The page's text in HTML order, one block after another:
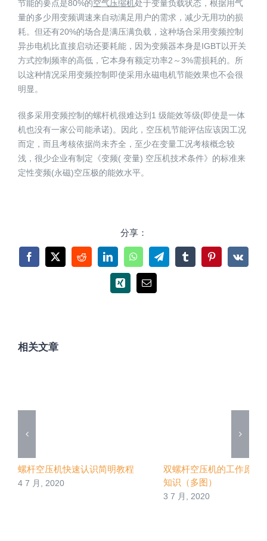
节能的要点是80%的空气压缩机处于变量负载状态，根据用气
量的多少用变频调速来自动满足用户的需求，减少无用功的损
耗。但还有20%的场合是满压满负载，这种场合采用变频控制
异步电机比直接启动还要耗能，因为变频器本身是IGBT以开关
方式控制频率的高低，它本身有额定功率2～3%需损耗的。所
以这种情况采用变频控制即使采用永磁电机节能效果也不会很
明显。
很多采用变频控制的螺杆机很难达到1 级能效等级(即使是一体
机也没有一家公司能承诺)。因此，空压机节能评估应该因工况
而定，而且考核依据尚未齐全，至少在变量工况考核概念较
浅，很少企业有制定《变频( 变量) 空压机技术条件》的标准来
定性变频(永磁)空压极的能效水平。
分享：
Facebook
X RedditLinkedInWhatsAppTelegramTumblrPinterest
Vk
Xing
电
相关文章
螺杆空压机快速认识简明教程
4 7 月, 2020
双螺杆空压机的工作原理
知识（多图）
3 7 月, 2020